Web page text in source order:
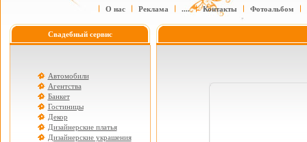
О нас Реклама .... Контакты Фотоальбом
Свадебный сервис
Автомобили
Агентства
Банкет
Гостиницы
Декор
Дизайнерские платья
Дизайнерские украшения